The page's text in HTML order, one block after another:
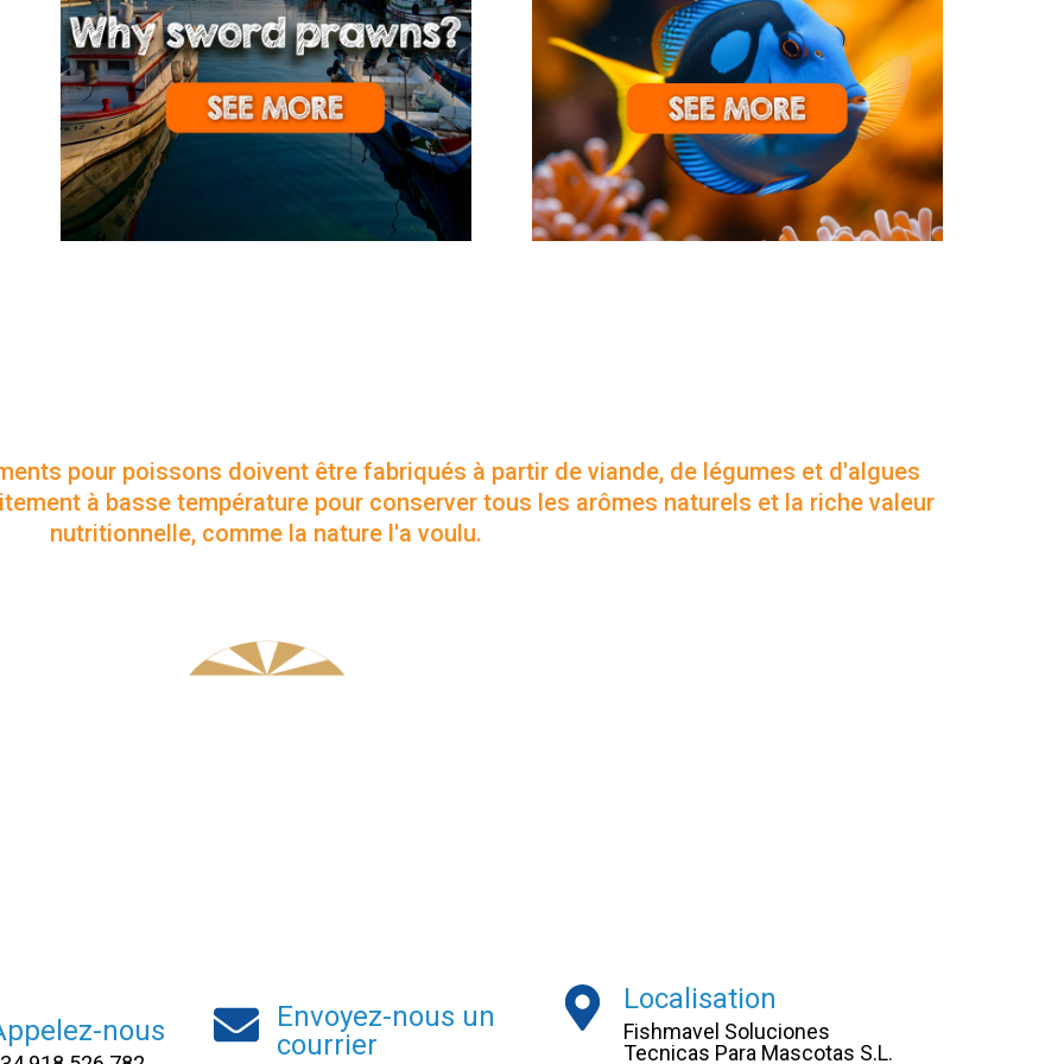
pour poissons doivent être fabriqués à partir de viande, de légumes et d'algues
à basse température pour conserver tous les arômes naturels et la riche valeur
nutritionnelle, comme la nature l'a voulu.
nous
Envoyez-nous un
courrier
Localisation
Fishmavel Soluciones
Tecnicas Para Mascotas S.L.